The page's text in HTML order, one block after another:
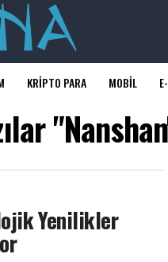
KRIPTO PARA MOBIL
Yenilikler